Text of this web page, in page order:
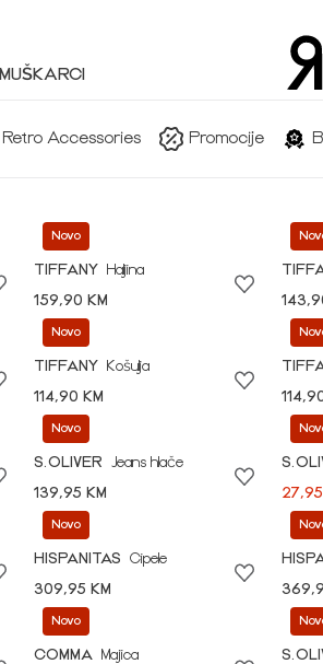
MUŠKARCI
Retro Accessories Promocije
Novo
TIFFANY
Haljina
159,90 KM
Novo
TIFFANY
Košulja
114,90 KM
Novo
S.OLIVER
Jeans hlače
139,95 KM
Novo
HISPANITAS
Cipele
309,95 KM
Novo
COMMA
Majica